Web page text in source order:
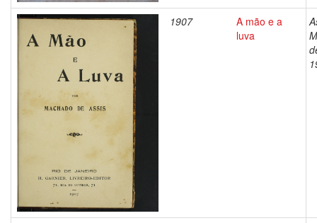
1907
A mão e a
luva